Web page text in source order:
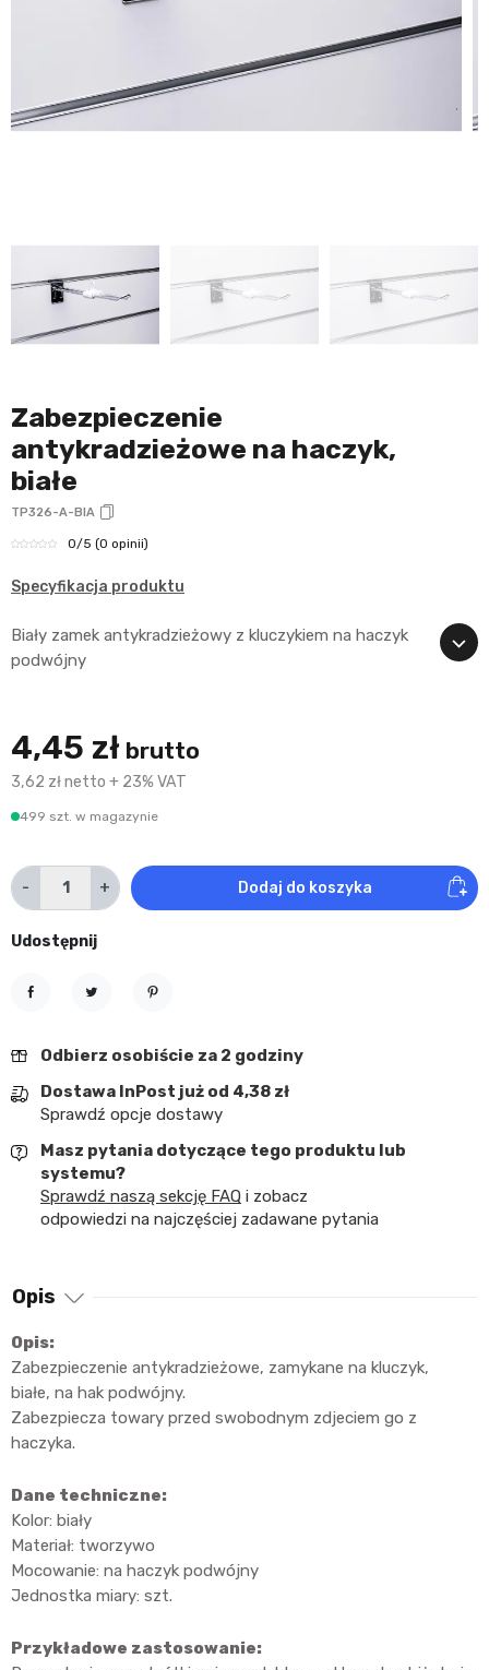
Zabezpieczenie
antykradzieżowe na haczyk,
białe
TP326-A-BIA
0/5 (0 opinii)
Specyfikacja produktu
Biały zamek antykradzieżowy z kluczykiem na haczyk
podwójny
4,45 zł brutto
3,62 zł netto + 23% VAT
499 szt. w magazynie
- + Dodaj do koszyka
Udostępnij
Odbierz osobiście za 2 godziny
Dostawa InPost już od 4,38 zł
Sprawdź opcje dostawy
Masz pytania dotyczące tego produktu lub
systemu?
Sprawdź naszą sekcję FAQ i zobacz
odpowiedzi na najczęściej zadawane pytania
Opis
Opis:
Zabezpieczenie antykradzieżowe, zamykane na kluczyk,
białe, na hak podwójny.
Zabezpiecza towary przed swobodnym zdjeciem go z
haczyka.
Dane techniczne:
Kolor: biały
Materiał: tworzywo
Mocowanie: na haczyk podwójny
Jednostka miary: szt.
Przykładowe zastosowanie: